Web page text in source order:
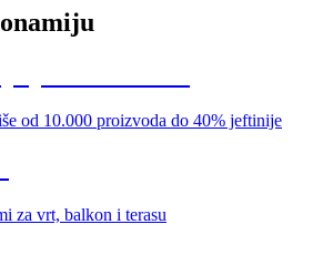
od 10.000 proizvoda do 40% jeftinije
za vrt, balkon i terasu